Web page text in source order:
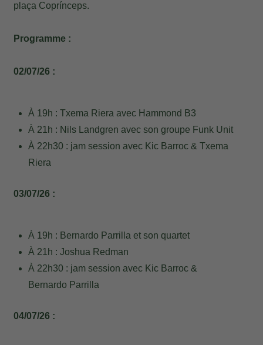
plaça Coprínceps.
Programme :
02/07/26 :
À 19h : Txema Riera avec Hammond B3
À 21h : Nils Landgren avec son groupe Funk Unit
À 22h30 : jam session avec Kic Barroc & Txema
Riera
03/07/26 :
À 19h : Bernardo Parrilla et son quartet
À 21h : Joshua Redman
À 22h30 : jam session avec Kic Barroc &
Bernardo Parrilla
04/07/26 :